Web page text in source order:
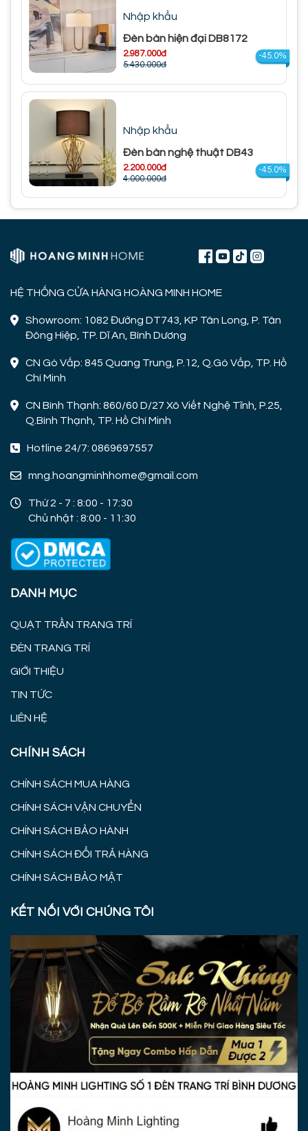
Nhập khẩu
Đèn bàn hiện đại DB8172
2.987.000đ
5.430.000đ
-45.0%
Nhập khẩu
Đèn bàn nghệ thuật DB43
2.200.000đ
4.000.000đ
-45.0%
HỆ THỐNG CỬA HÀNG HOÀNG MINH HOME
Showroom: 1082 Đường DT743, KP Tân Long, P. Tân
Đông Hiệp, TP. Dĩ An, Bình Dương
CN Gò Vấp: 845 Quang Trung, P.12, Q.Gò Vấp, TP. Hồ
Chí Minh
CN Bình Thạnh: 860/60 D/27 Xô Viết Nghệ Tĩnh, P.25,
Q.Bình Thạnh, TP. Hồ Chí Minh
Hotline 24/7: 0869697557
mng.hoangminhhome@gmail.com
Thứ 2 - 7 : 8:00 - 17:30
Chủ nhật : 8:00 - 11:30
DANH MỤC
QUẠT TRẦN TRANG TRÍ
ĐÈN TRANG TRÍ
GIỚI THIỆU
TIN TỨC
LIÊN HỆ
CHÍNH SÁCH
CHÍNH SÁCH MUA HÀNG
CHÍNH SÁCH VẬN CHUYỂN
CHÍNH SÁCH BẢO HÀNH
CHÍNH SÁCH ĐỔI TRẢ HÀNG
CHÍNH SÁCH BẢO MẬT
KẾT NỐI VỚI CHÚNG TÔI